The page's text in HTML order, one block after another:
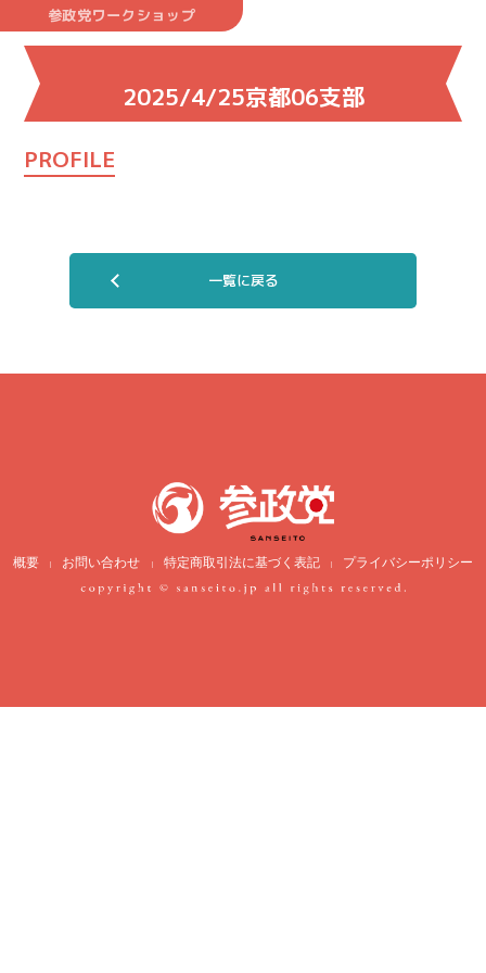
参政党ワークショップ
2025/4/25京都06支部
PROFILE
一覧に戻る
概要 | お問い合わせ | 特定商取引法に基づく表記 | プライバシーポリシー